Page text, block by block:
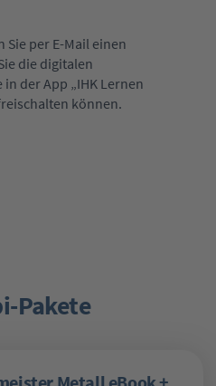
per E-Mail einen
die digitalen
der App „IHK Lernen
können.
Pakete